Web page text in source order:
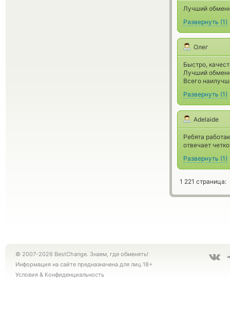
Лучший
Развернуть (1)
Олег
Быстро,
Лучший
Всего
Развернуть (1)
Adelaide
Ребята
отвечает
Развернуть (1)
1 221 страница:
© 2007-2026 BestChange. Знаем, где обменять!
Информация на сайте предназначена для лиц 18+
Условия & Конфиденциальность